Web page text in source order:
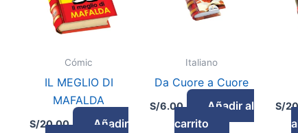
Cómic
IL MEGLIO DI
MAFALDA
S/20.00
Añadir
Italiano
Da Cuore a Cuore
S/6.00
Añadir al
carrito
S/